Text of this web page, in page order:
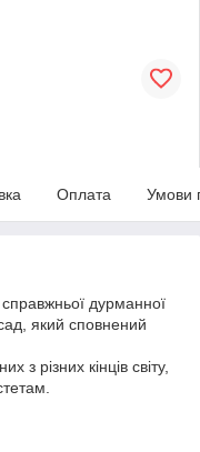
Оплата Умови
дурманної
який сповнений
з різних кінців світу,